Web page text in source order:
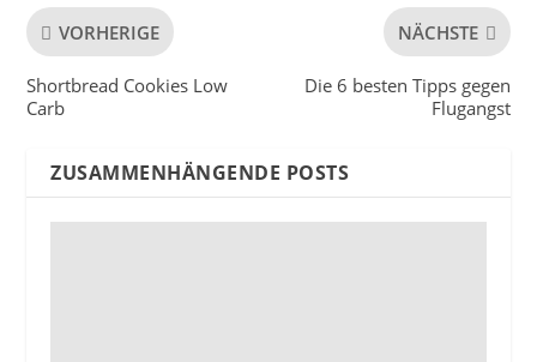
VORHERIGE
Shortbread Cookies Low
Carb
NÄCHSTE
Die 6 besten Tipps gegen
Flugangst
ZUSAMMENHÄNGENDE POSTS